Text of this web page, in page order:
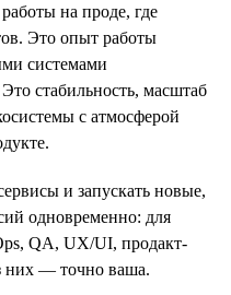
на проде, где
Это опыт работы
системами
стабильность, масштаб
с атмосферой
и запускать новые,
одновременно: для
QA, UX/UI, продакт-
них — точно ваша.